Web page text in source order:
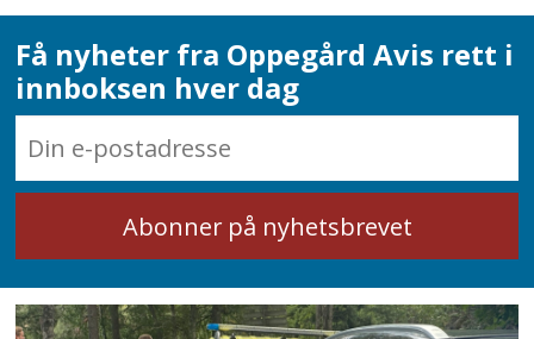
Få nyheter fra Oppegård Avis rett i
innboksen hver dag